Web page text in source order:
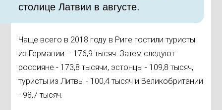
столице Латвии в августе.
Чаще всего в 2018 году в Риге гостили туристы
из Германии – 176,9 тысяч. Затем следуют
россияне - 173,8 тысячи, эстонцы - 109,8 тысяч,
туристы из Литвы - 100,4 тысяч и Великобритании
- 98,7 тысяч.